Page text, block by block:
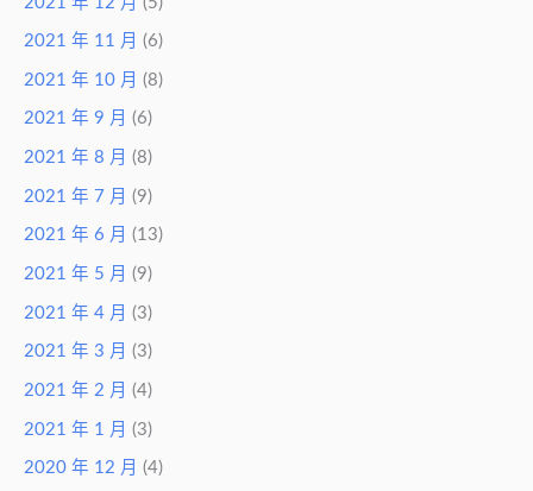
2021 年 11 月 (6)
2021 年 10 月 (8)
2021 年 9 月 (6)
2021 年 8 月 (8)
2021 年 7 月 (9)
2021 年 6 月 (13)
2021 年 5 月 (9)
2021 年 4 月 (3)
2021 年 3 月 (3)
2021 年 2 月 (4)
2021 年 1 月 (3)
2020 年 12 月 (4)